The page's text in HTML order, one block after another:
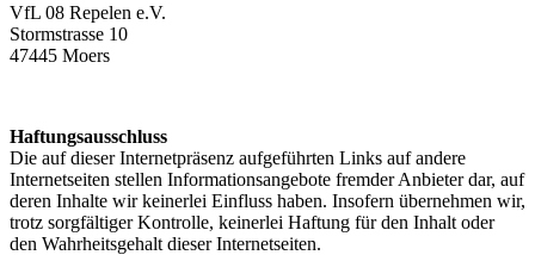
VfL 08 Repelen e.V.
Stormstrasse 10
47445 Moers
Haftungsausschluss
Die auf dieser Internetpräsenz aufgeführten Links auf andere
Internetseiten stellen Informationsangebote fremder Anbieter dar, auf
deren Inhalte wir keinerlei Einfluss haben. Insofern übernehmen wir,
trotz sorgfältiger Kontrolle, keinerlei Haftung für den Inhalt oder
den Wahrheitsgehalt dieser Internetseiten.